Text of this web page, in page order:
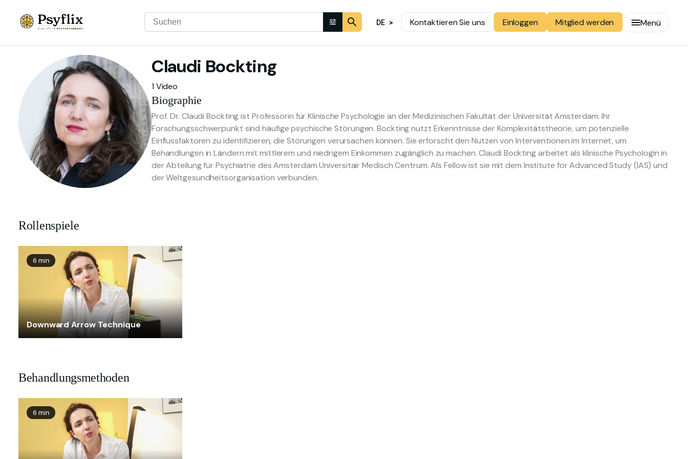
DE Kontaktieren Sie uns Einloggen Mitglied werden Menü
Claudi Bockting
1 Video
Biographie
Prof. Dr. Claudi Bockting ist Professorin für Klinische Psychologie an der Medizinischen Fakultät der Universität Amsterdam. Ihr
Forschungsschwerpunkt sind häufige psychische Störungen. Bockting nutzt Erkenntnisse der Komplexitätstheorie, um potenzielle
Einflussfaktoren zu identifizieren, die Störungen verursachen können. Sie erforscht den Nutzen von Interventionen im Internet, um
Behandlungen in Ländern mit mittlerem und niedrigem Einkommen zugänglich zu machen. Claudi Bockting arbeitet als klinische Psychologin in
der Abteilung für Psychiatrie des Amsterdam Universitair Medisch Centrum. Als Fellow ist sie mit dem Institute for Advanced Study (IAS) und
der Weltgesundheitsorganisation verbunden.
Rollenspiele
6 min
Downward Arrow Technique
Behandlungsmethoden
6 min